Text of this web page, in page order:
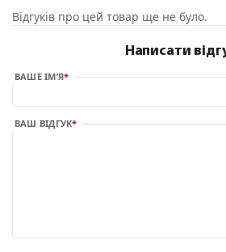
Відгуків про цей товар ще не було.
Написати
ВАШЕ ІМ’Я
ВАШ ВІДГУК